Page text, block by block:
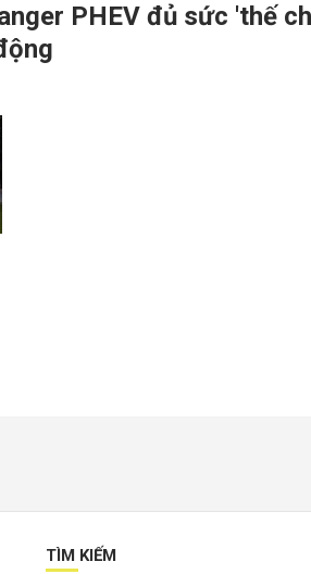
PHEV đủ sức 'thế
TÌM KIẾM